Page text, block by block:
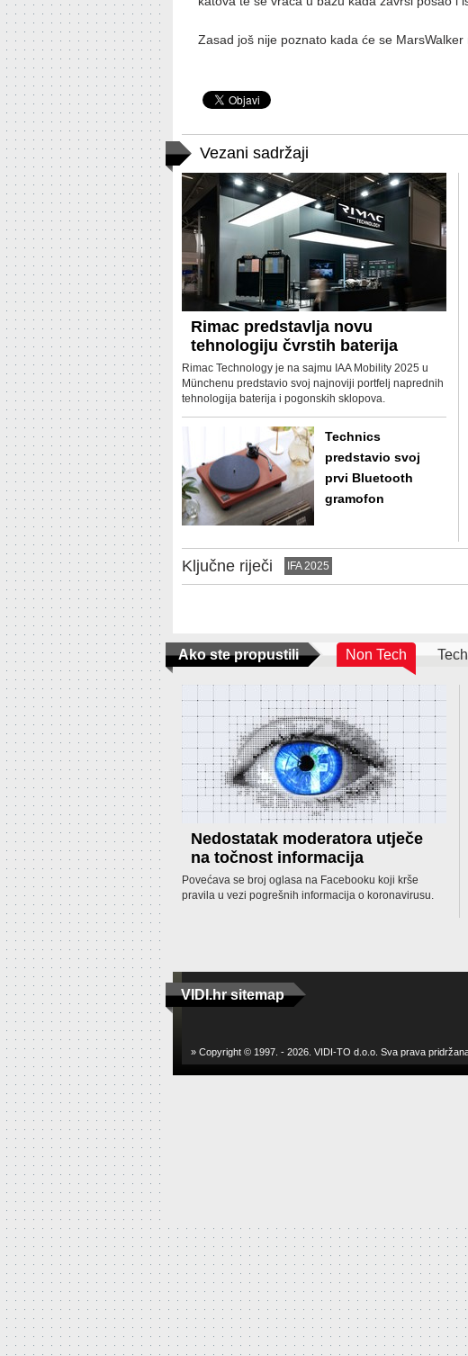
Zasad još nije poznato kada će se
Vezani sadržaji
Rimac predstavlja novu
tehnologiju čvrstih baterija
Rimac Technology je na sajmu IAA Mobility 2025 u
Münchenu predstavio svoj najnoviji portfelj naprednih
tehnologija baterija i pogonskih sklopova.
Technics
predstavio svoj
prvi Bluetooth
gramofon
Ključne riječi IFA 2025
Ako ste propustili Non Tech Tech
Nedostatak moderatora utječe
na točnost informacija
Povećava se broj oglasa na Facebooku koji krše
pravila u vezi pogrešnih informacija o koronavirusu.
VIDI.hr sitemap
» Copyright © 1997. - 2026. VIDI-TO d.o.o. Sva prava